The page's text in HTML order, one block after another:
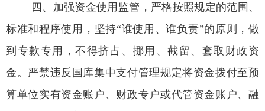
四、加强资金使用监管，严格按照规定的范围、
标准和程序使用，坚持“谁使用、谁负责”的原则，做
到专款专用，不得挤占、挪用、截留、套取财政资
金。严禁违反国库集中支付管理规定将资金拨付至预
算单位实有资金账户、财政专户或代管资金账户、融